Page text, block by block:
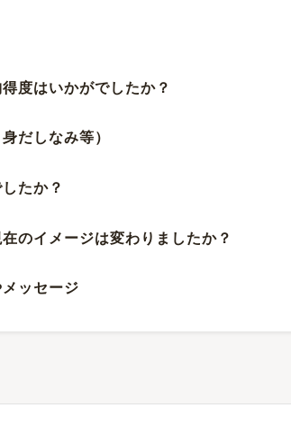
度はいかがでしたか？
だしなみ等）
たか？
のイメージは変わりましたか？
ッセージ